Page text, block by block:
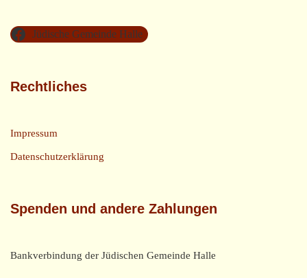
Jüdische Gemeinde Halle
Rechtliches
Impressum
Datenschutzerklärung
Spenden und andere Zahlungen
Bankverbindung der Jüdischen Gemeinde Halle